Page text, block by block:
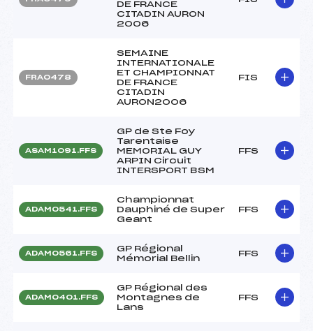
DE FRANCE
CITADIN AURON
2006
FRA0478
SEMAINE
INTERNATIONALE
ET CHAMPIONNAT
DE FRANCE
CITADIN
AURON2006
FIS
ASAM1091.FFS
GP de Ste Foy
Tarentaise
MEMORIAL GUY
ARPIN Circuit
INTERSPORT BSM
FFS
ADAM0541.FFS
Championnat
Dauphiné de Super
Geant
FFS
ADAM0561.FFS
GP Régional
Mémorial Bellin
FFS
ADAM0401.FFS
GP Régional des
Montagnes de
Lans
FFS